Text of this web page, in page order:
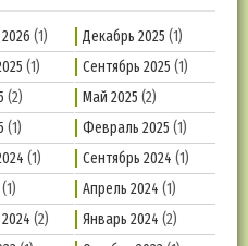
(1) Декабрь 2025 (1)
(1) Сентябрь 2025 (1)
(2) Май 2025 (2)
(1) Февраль 2025 (1)
(1) Сентябрь 2024 (1)
(1) Апрель 2024 (1)
(2) Январь 2024 (2)